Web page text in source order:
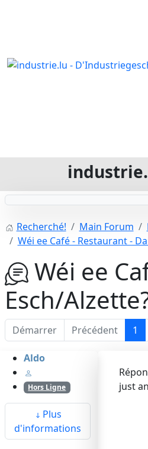
Recherché! Main Forum
Wéi ee Café - Restaurant -
Wéi ee
Esch/
Démarrer Précédent 1
Aldo
Hors Ligne
Plus
d'informations
just